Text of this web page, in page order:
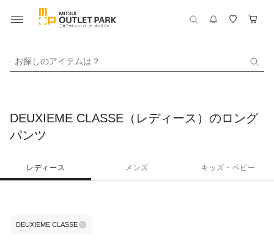
お探しのアイテムは？
DEUXIEME CLASSE（レディース）のロング
パンツ
レディース メンズ キッズ・ベビー
DEUXIEME CLASSE